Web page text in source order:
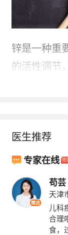
锌是一种重
的活性调节
能、维持
能量代谢等
它能够帮助
系统，对
也有积极作
医生推荐
专家在线
精选
苟芸
天津
儿科
合理
食，